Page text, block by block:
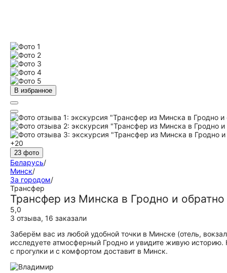
В избранное
+20
23 фото
Беларусь/
Минск/
За городом/
Трансфер
Трансфер из Минска в Гродно и
5,0
3 отзыва, 16 заказали
Заберём вас из любой удобной точки в Минске (отель,
исследуете атмосферный Гродно и увидите живую
с прогулки и с комфортом доставит в Минск.